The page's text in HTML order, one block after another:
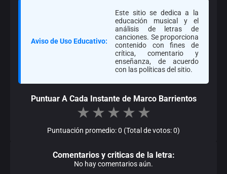
Aviso de Uso Educativo:
Este sitio se dedica a la
educación musical y el
análisis de letras de
canciones. Se proporciona
contenido con fines de
crítica, comentario y
enseñanza, de acuerdo
con las políticas del sitio.
Puntuar A Cada Instante de Marco Barrientos
★ ★ ★ ★ ★
Puntuación promedio: 0 (Total de votos: 0)
Comentarios y criticas de la letra:
No hay comentarios aún.